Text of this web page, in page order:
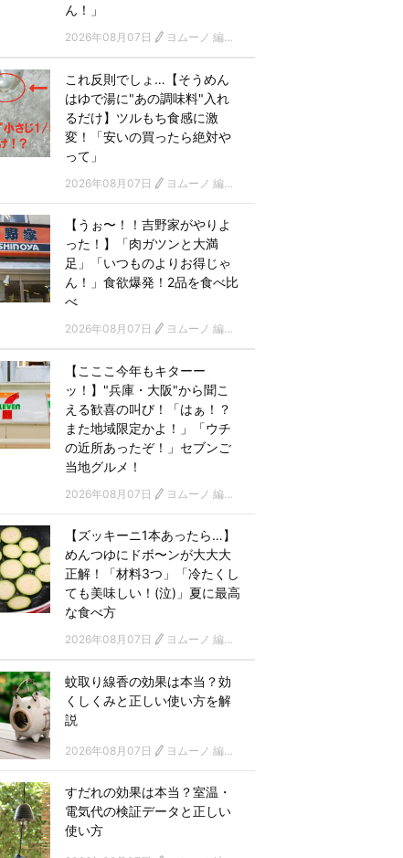
ん！」
2026年08月07日 ヨムーノ 編集部
これ反則でしょ…【そうめん
はゆで湯に"あの調味料"入れ
るだけ】ツルもち食感に激
変！「安いの買ったら絶対や
って」
2026年08月07日 ヨムーノ 編集部
【うぉ〜！！吉野家がやりよ
った！】「肉ガツンと大満
足」「いつものよりお得じゃ
ん！」食欲爆発！2品を食べ比
べ
2026年08月07日 ヨムーノ 編集部
【こここ今年もキターー
ッ！】"兵庫・大阪"から聞こ
える歓喜の叫び！「はぁ！？
また地域限定かよ！」「ウチ
の近所あったぞ！」セブンご
当地グルメ！
2026年08月07日 ヨムーノ 編集部
【ズッキーニ1本あったら…】
めんつゆにドボ〜ンが大大大
正解！「材料3つ」「冷たくし
ても美味しい！(泣)」夏に最高
な食べ方
2026年08月07日 ヨムーノ 編集部
蚊取り線香の効果は本当？効
くしくみと正しい使い方を解
説
2026年08月07日 ヨムーノ 編集部
すだれの効果は本当？室温・
電気代の検証データと正しい
使い方